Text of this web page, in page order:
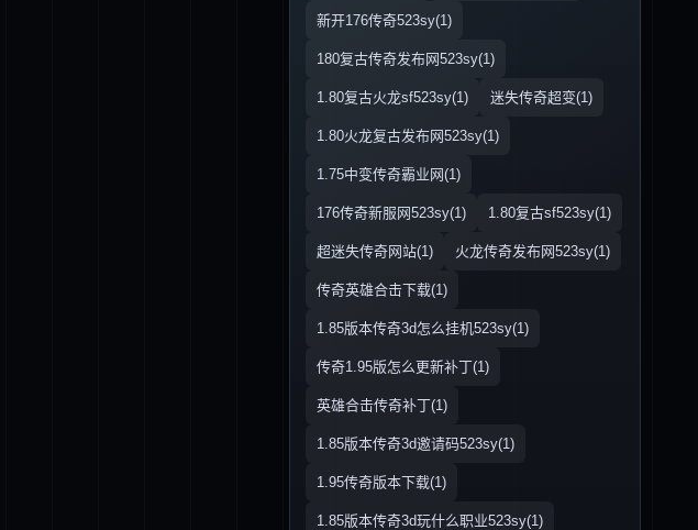
新开176传奇523sy(1)
180复古传奇发布网523sy(1)
1.80复古火龙sf523sy(1) 迷失传奇超变(1)
1.80火龙复古发布网523sy(1)
1.75中变传奇霸业网(1)
176传奇新服网523sy(1) 1.80复古sf523sy(1)
超迷失传奇网站(1) 火龙传奇发布网523sy(1)
传奇英雄合击下载(1)
1.85版本传奇3d怎么挂机523sy(1)
传奇1.95版怎么更新补丁(1)
英雄合击传奇补丁(1)
1.85版本传奇3d邀请码523sy(1)
1.95传奇版本下载(1)
1.85版本传奇3d玩什么职业523sy(1)